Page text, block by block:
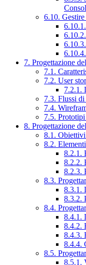
6.10.
7. Progettazione
7.1.
7.2. User
7.2.1.
7.3. Flussi
7.4.
7.5.
8. Progettazione
8.1. Obiettivi
8.2.
8.2.1.
8.2.2.
8.2.3.
8.3.
8.3.1.
8.3.2.
8.4.
8.4.1.
8.4.2.
8.4.3.
8.4.4.
8.5.
8.5.1.